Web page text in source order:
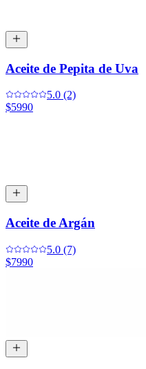
Aceite de Pepita de Uva
5.0 (2)
$5990
Aceite de Argán
5.0 (7)
$7990